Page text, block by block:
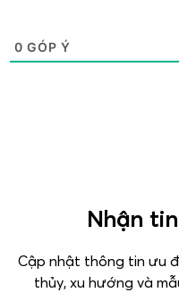
0 GÓP Ý
Nhận
Cập nhật thông tin ưu
thủy, xu hướng và